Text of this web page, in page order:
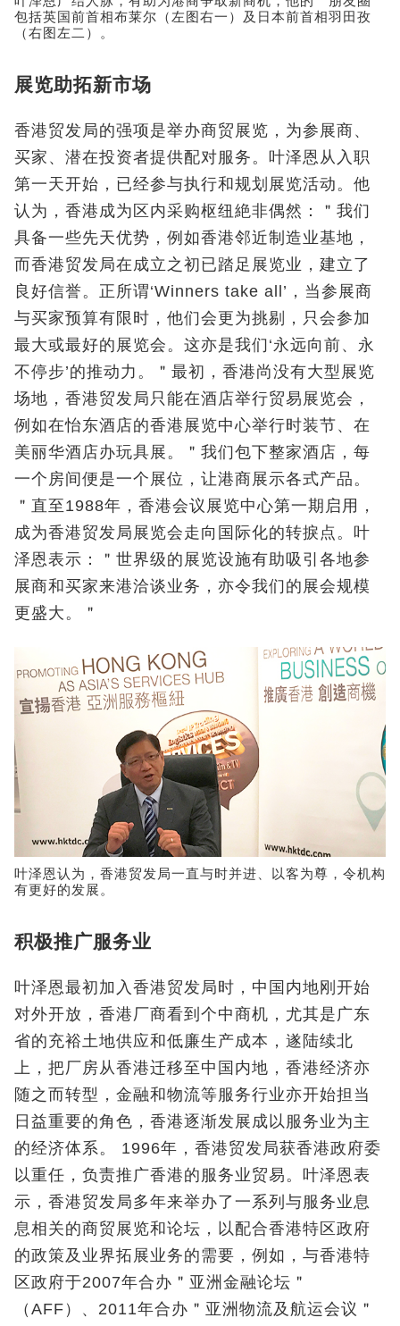
包括英国前首相布莱尔（左图右一）及日本前首相羽田孜
（右图左二）。
展览助拓新市场
香港贸发局的强项是举办商贸展览，为参展商、
买家、潜在投资者提供配对服务。叶泽恩从入职
第一天开始，已经参与执行和规划展览活动。他
认为，香港成为区内采购枢纽絶非偶然：＂我们
具备一些先天优势，例如香港邻近制造业基地，
而香港贸发局在成立之初已踏足展览业，建立了
良好信誉。正所谓‘Winners take all’，当参展商
与买家预算有限时，他们会更为挑剔，只会参加
最大或最好的展览会。这亦是我们‘永远向前、永
不停步’的推动力。＂最初，香港尚没有大型展览
场地，香港贸发局只能在酒店举行贸易展览会，
例如在怡东酒店的香港展览中心举行时装节、在
美丽华酒店办玩具展。＂我们包下整家酒店，每
一个房间便是一个展位，让港商展示各式产品。
＂直至1988年，香港会议展览中心第一期启用，
成为香港贸发局展览会走向国际化的转捩点。叶
泽恩表示：＂世界级的展览设施有助吸引各地参
展商和买家来港洽谈业务，亦令我们的展会规模
更盛大。＂
叶泽恩认为，香港贸发局一直与时并进、以客为尊，令机构
有更好的发展。
积极推广服务业
叶泽恩最初加入香港贸发局时，中国内地刚开始
对外开放，香港厂商看到个中商机，尤其是广东
省的充裕土地供应和低廉生产成本，遂陆续北
上，把厂房从香港迁移至中国内地，香港经济亦
随之而转型，金融和物流等服务行业亦开始担当
日益重要的角色，香港逐渐发展成以服务业为主
的经济体系。 1996年，香港贸发局获香港政府委
以重任，负责推广香港的服务业贸易。叶泽恩表
示，香港贸发局多年来举办了一系列与服务业息
息相关的商贸展览和论坛，以配合香港特区政府
的政策及业界拓展业务的需要，例如，与香港特
区政府于2007年合办＂亚洲金融论坛＂
（AFF）、2011年合办＂亚洲物流及航运会议＂